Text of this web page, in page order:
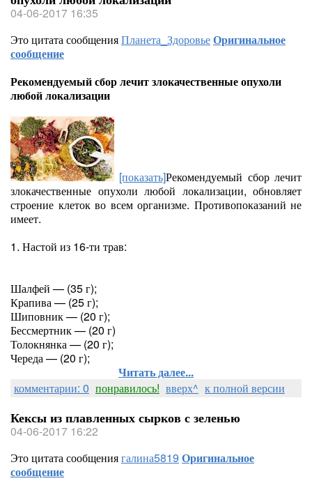
04-06-2017 16:35
Это цитата сообщенияПланета_ЗдоровьеОригинальное
сообщение
Рекомендуемый сбор лечит злокачественные опухоли
любой локализации
[показать]Рекомендуемый сбор лечит
злокачественные опухоли любой локализации, обновляет
строение клеток во всем организме. Противопоказаний не
имеет.
1. Настой из 16-ти трав:
Шалфей — (35 г);
Крапива — (25 г);
Шиповник — (20 г);
Бессмертник — (20 г)
Толокнянка — (20 г);
Череда — (20 г);
Читать далее...
комментарии: 0 понравилось! вверх^ к полной версии
Кексы из плавленных сырков с зеленью
04-06-2017 16:22
Это цитата сообщениягалина5819 Оригинальное
сообщение